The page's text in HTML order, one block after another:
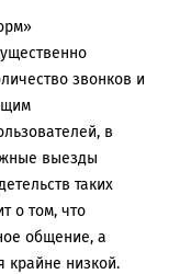
звонков и
в
выезды
таких
о том, что
общение, а
крайне низкой.